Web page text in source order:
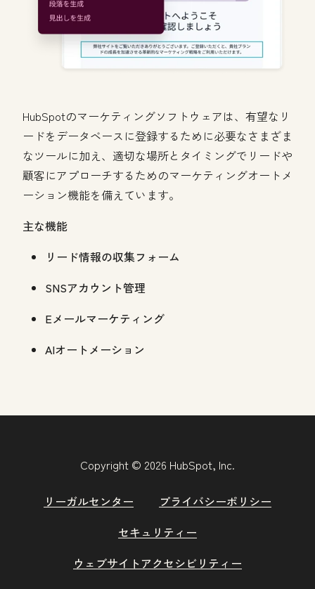
HubSpotのマーケティングソフトウェアは、有望なリ
ードをデータベースに登録するために必要なさまざま
なツールに加え、適切な場所とタイミングでリードや
顧客にアプローチするためのマーケティングオートメ
ーション機能を備えています。
主な機能
リード情報の収集フォーム
SNSアカウント管理
Eメールマーケティング
AIオートメーション
Copyright © 2026 HubSpot, Inc.
リーガルセンター
プライバシーポリシー
セキュリティー
ウェブサイトアクセシビリティー